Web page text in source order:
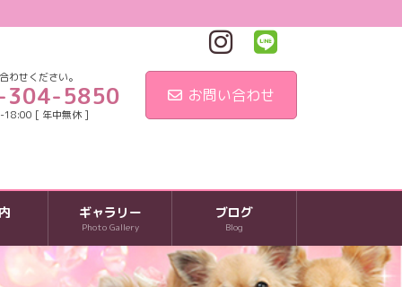
わせください。
304-5850
18:00 [ 年中無休 ]
お問い合わせ
ギャラリー
Photo Gallery
ブログ
Blog